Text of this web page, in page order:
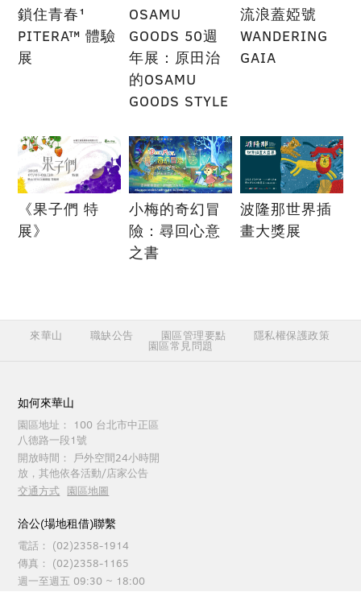
鎖住青春¹
PITERA™ 體驗
展
OSAMU
GOODS 50週
年展：原田治
的OSAMU
GOODS STYLE
流浪蓋婭號
WANDERING
GAIA
《果子們 特
展》
小梅的奇幻冒
險：尋回心意
之書
波隆那世界插
畫大獎展
來華山 職缺公告 園區管理要點 隱私權保護政策
園區常見問題
如何來華山
園區地址：
100 台北市中正區
八德路一段1號
開放時間：
戶外空間24小時開
放，其他依各活動/店家公告
交通方式 園區地圖
洽公(場地租借)聯繫
電話：
(02)2358-1914
傳真：
(02)2358-1165
週一至週五 09:30 ~ 18:00